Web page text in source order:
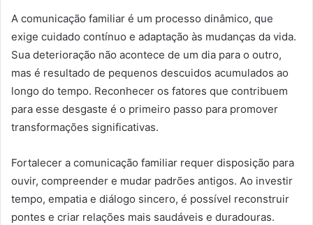
A comunicação familiar é um processo dinâmico, que
exige cuidado contínuo e adaptação às mudanças da vida.
Sua deterioração não acontece de um dia para o outro,
mas é resultado de pequenos descuidos acumulados ao
longo do tempo. Reconhecer os fatores que contribuem
para esse desgaste é o primeiro passo para promover
transformações significativas.
Fortalecer a comunicação familiar requer disposição para
ouvir, compreender e mudar padrões antigos. Ao investir
tempo, empatia e diálogo sincero, é possível reconstruir
pontes e criar relações mais saudáveis e duradouras.